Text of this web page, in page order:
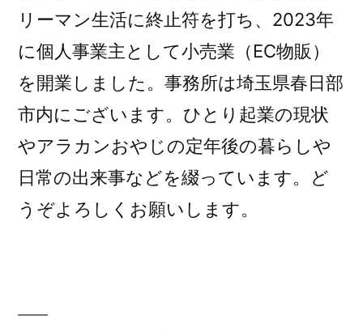
リーマン生活に終止符を打ち、2023年
に個人事業主として小売業（EC物販）
を開業しました。事務所は埼玉県春日部
市内にございます。ひとり起業の現状
やアラカンおやじの定年後の暮らしや
日常の出来事などを綴っています。ど
うぞよろしくお願いします。